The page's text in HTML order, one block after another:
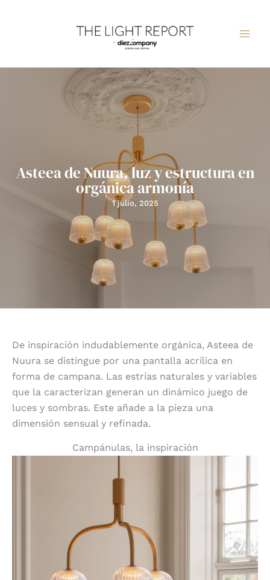
Asteea de Nuura, luz y estructura en
orgánica armonía
1 julio, 2025
De inspiración indudablemente orgánica, Asteea de
Nuura se distingue por una pantalla acrílica en
forma de campana. Las estrías naturales y variables
que la caracterizan generan un dinámico juego de
luces y sombras. Este añade a la pieza una
dimensión sensual y refinada.
Campánulas, la inspiración